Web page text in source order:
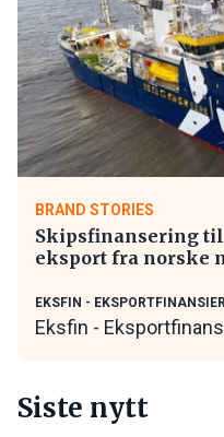
BRAND STORIES
Skipsfinansering
eksport fra norske
EKSFIN -
Eksfin -
Siste nytt